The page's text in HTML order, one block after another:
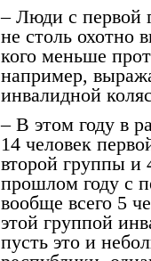
– Люди с первой
не столь охотно
кого меньше
например,
инвалидной
– В этом году в
14 человек
второй группы и
прошлом году с
вообще всего 5
этой группой
пусть это и